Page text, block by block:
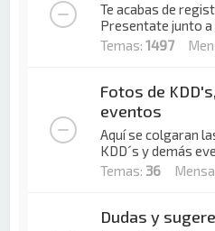
Te acabas de
Presentate junto a
Temas:1497
Fotos de
eventos
Aquí se colgaran
KDD´s y demás
Temas: 36
Dudas y